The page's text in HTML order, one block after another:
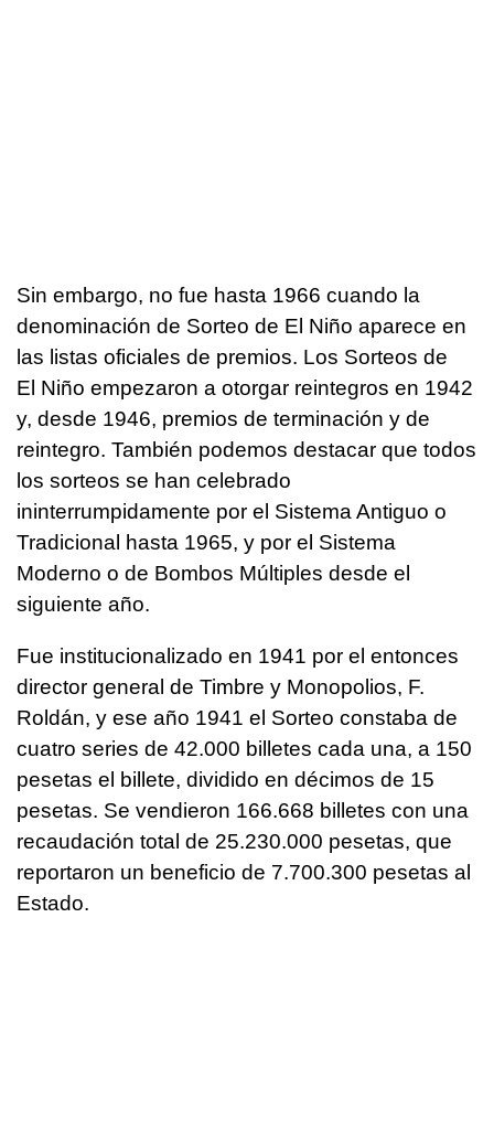
Sin embargo, no fue hasta 1966 cuando la
denominación de Sorteo de El Niño aparece en
las listas oficiales de premios. Los Sorteos de
El Niño empezaron a otorgar reintegros en 1942
y, desde 1946, premios de terminación y de
reintegro. También podemos destacar que todos
los sorteos se han celebrado
ininterrumpidamente por el Sistema Antiguo o
Tradicional hasta 1965, y por el Sistema
Moderno o de Bombos Múltiples desde el
siguiente año.
Fue institucionalizado en 1941 por el entonces
director general de Timbre y Monopolios, F.
Roldán, y ese año 1941 el Sorteo constaba de
cuatro series de 42.000 billetes cada una, a 150
pesetas el billete, dividido en décimos de 15
pesetas. Se vendieron 166.668 billetes con una
recaudación total de 25.230.000 pesetas, que
reportaron un beneficio de 7.700.300 pesetas al
Estado.